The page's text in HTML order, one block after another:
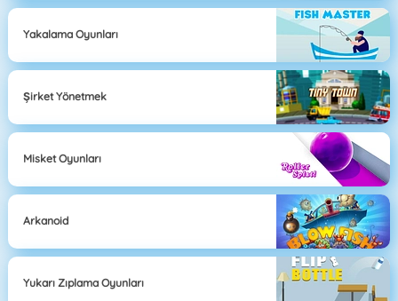
Yakalama Oyunları
Şirket Yönetmek
Misket Oyunları
Arkanoid
Yukarı Zıplama Oyunları